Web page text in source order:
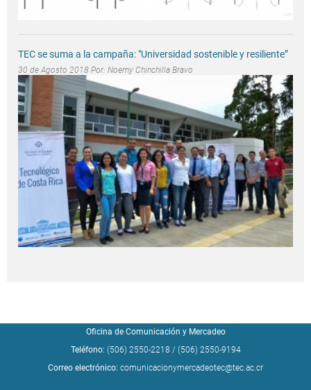
TEC se suma a la campaña: "Universidad sostenible y resiliente”
30 de Agosto 2018 Por: Noemy Chinchilla Bravo
Oficina de Comunicación y Mercadeo
Teléfono: (506) 2550-2218 / (506) 2550-9194
Correo electrónico: comunicacionymercadeotec@tec.ac.cr